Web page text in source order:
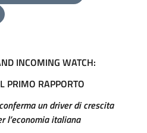
INCOMING WATCH:
PRIMO RAPPORTO
un driver di crescita
l’economia italiana